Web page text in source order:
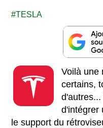
TESLA
Voilà une
certains,
d'intégrer
le support du